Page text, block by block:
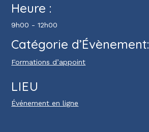
Heure :
9h00 - 12h00
Catégorie d’Évènement:
Formations d’appoint
LIEU
Événement en ligne